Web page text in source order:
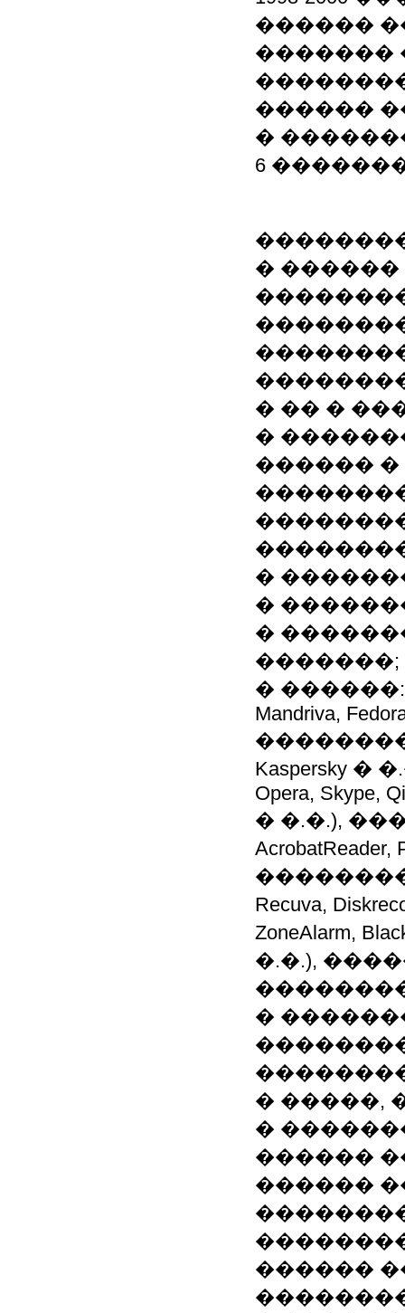
������
�������
������
�
6
� ������
� �� �
�
������
�
�
�
�������;
� ������: ��
Mandriva,
����������(
Kaspersky �
Opera, Skype,
� �.�.), ����(
Recuva,
ZoneAlarm,
�.�.),
�
� �����,
�
������
������
������